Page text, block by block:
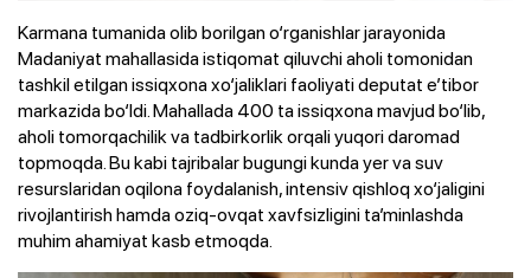
Karmana tumanida olib borilgan o‘rganishlar jarayonida
Madaniyat mahallasida istiqomat qiluvchi aholi tomonidan
tashkil etilgan issiqxona xo‘jaliklari faoliyati deputat e’tibor
markazida bo‘ldi. Mahallada 400 ta issiqxona mavjud bo‘lib,
aholi tomorqachilik va tadbirkorlik orqali yuqori daromad
topmoqda. Bu kabi tajribalar bugungi kunda yer va suv
resurslaridan oqilona foydalanish, intensiv qishloq xo‘jaligini
rivojlantirish hamda oziq-ovqat xavfsizligini ta’minlashda
muhim ahamiyat kasb etmoqda.